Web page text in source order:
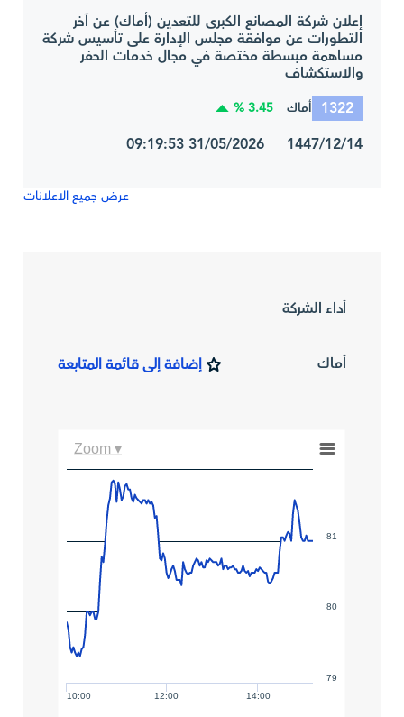
إعلان شركة المصانع الكبرى للتعدين (أماك) عن آخر
التطورات عن موافقة مجلس الإدارة على تأسيس شركة
مساهمة مبسطة مختصة في مجال خدمات الحفر
والاستكشاف
1322 أماك 3.45 %
1447/12/14 31/05/2026 09:19:53
عرض جميع الاعلانات
أداء الشركة
أماك إضافة إلى قائمة المتابعة
10:00 12:00 14:00
79
80
81
Zoom ▾